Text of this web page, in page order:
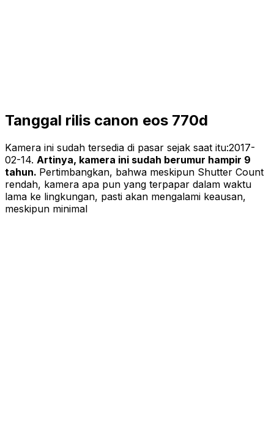
Tanggal rilis canon eos 770d
Kamera ini sudah tersedia di pasar sejak saat itu:2017-
02-14. Artinya, kamera ini sudah berumur hampir 9
tahun. Pertimbangkan, bahwa meskipun Shutter Count
rendah, kamera apa pun yang terpapar dalam waktu
lama ke lingkungan, pasti akan mengalami keausan,
meskipun minimal